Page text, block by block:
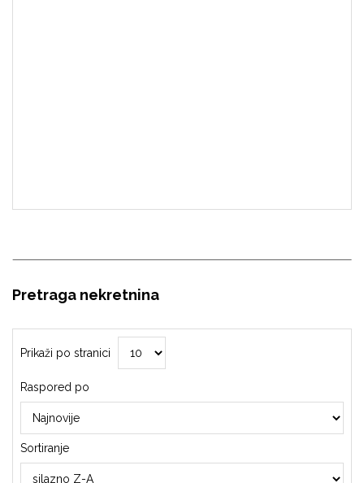
Pretraga nekretnina
Prikaži po stranici
Raspored po
Sortiranje